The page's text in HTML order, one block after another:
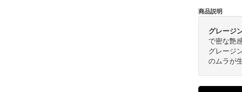
商品説明
グレージ
で密な艶
グレージ
のムラが